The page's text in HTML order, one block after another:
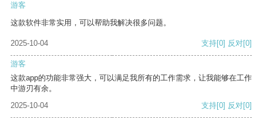
游客
这款软件非常实用，可以帮助我解决很多问题。
2025-10-04 支持[0] 反对[0]
游客
这款app的功能非常强大，可以满足我所有的工作需求，让我能够在工作
中游刃有余。
2025-10-04
支持[0] 反对[0]